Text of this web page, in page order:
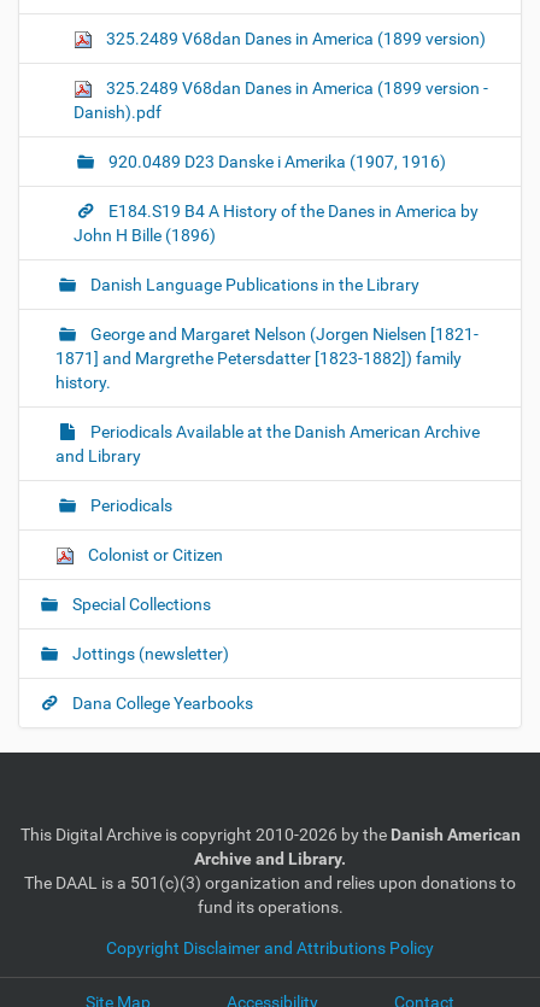
325.2489 V68dan Danes in America (1899 version)
325.2489 V68dan Danes in America (1899 version -
Danish).pdf
920.0489 D23 Danske i Amerika (1907, 1916)
E184.S19 B4 A History of the Danes in America by
John H Bille (1896)
Danish Language Publications in the Library
George and Margaret Nelson (Jorgen Nielsen [1821-
1871] and Margrethe Petersdatter [1823-1882]) family
history.
Periodicals Available at the Danish American Archive
and Library
Periodicals
Colonist or Citizen
Special Collections
Jottings (newsletter)
Dana College Yearbooks
This Digital Archive is copyright 2010-2026 by the Danish American
Archive and Library.
The DAAL is a 501(c)(3) organization and relies upon donations to
fund its operations.
Copyright Disclaimer and Attributions Policy
Site Map Accessibility Contact